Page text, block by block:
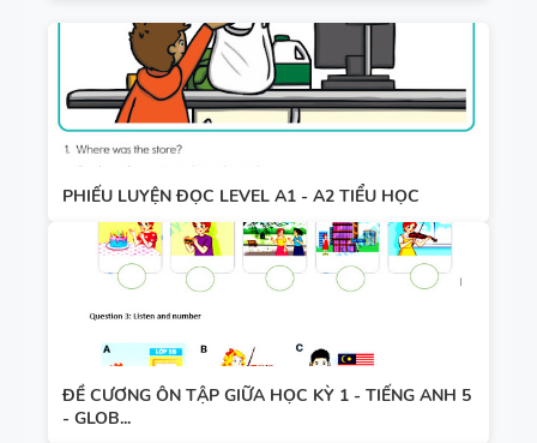
PHIẾU LUYỆN ĐỌC LEVEL A1 - A2 TIỂU HỌC
ĐỀ CƯƠNG ÔN TẬP GIỮA HỌC KỲ 1 - TIẾNG ANH 5
- GLOB...